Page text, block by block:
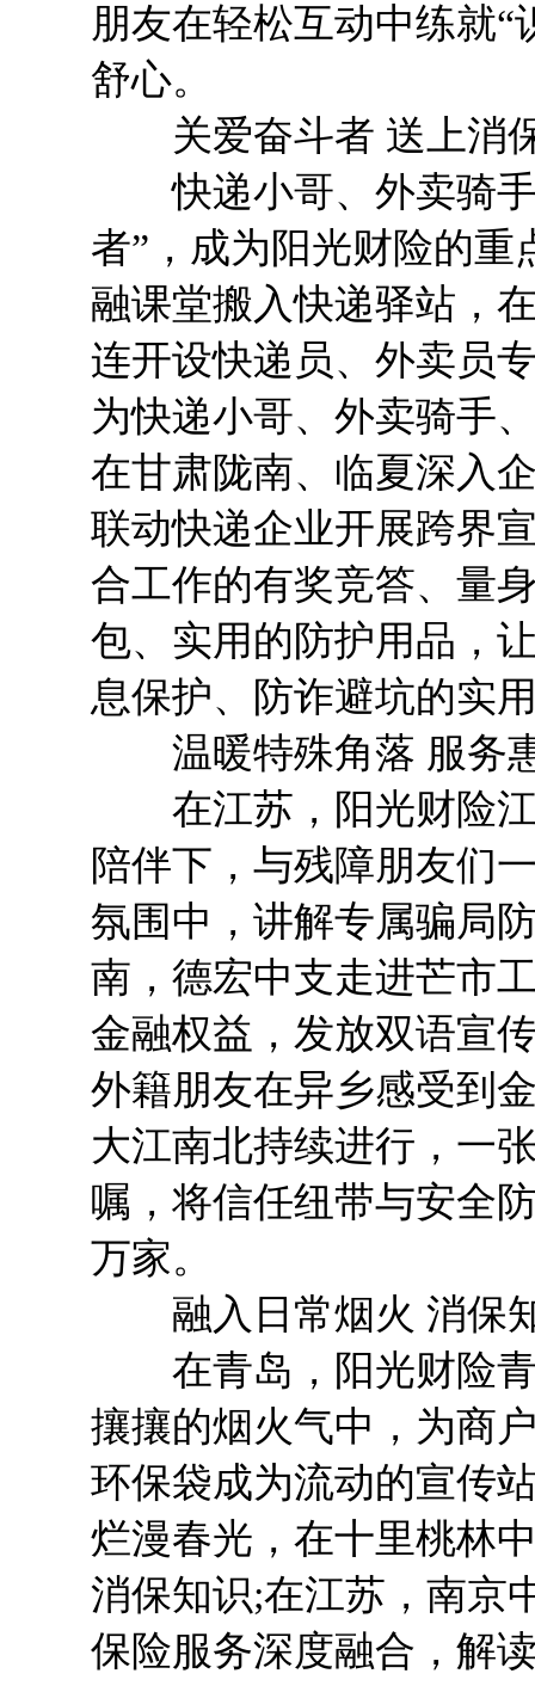
朋友在轻松互动中练就
舒心。
关爱奋斗者 送上消
快递小哥、外卖骑手
者”，成为阳光财险的
融课堂搬入快递驿站，
连开设快递员、外卖员
为快递小哥、外卖骑手
在甘肃陇南、临夏深入
联动快递企业开展跨界
合工作的有奖竞答、量
包、实用的防护用品，
息保护、防诈避坑的实
温暖特殊角落 服务
在江苏，阳光财险江
陪伴下，与残障朋友们
氛围中，讲解专属骗局
南，德宏中支走进芒市
金融权益，发放双语宣
外籍朋友在异乡感受到
大江南北持续进行，一
嘱，将信任纽带与安全
万家。
融入日常烟火 消保
在青岛，阳光财险青
攘攘的烟火气中，为商
环保袋成为流动的宣传
烂漫春光，在十里桃林
消保知识;在江苏，南京
保险服务深度融合，解